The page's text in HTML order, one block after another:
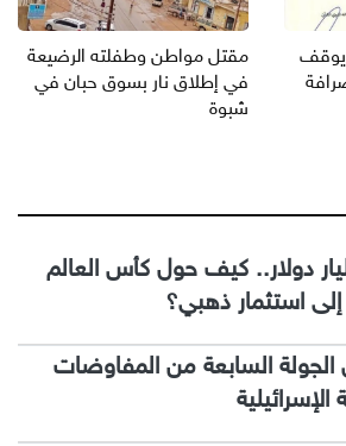
يوقف
مقتل مواطن وطفلته الرضيعة
في إطلاق نار بسوق حبان في
شبوة
مليار دولار.. كيف حول كأس العالم
إلى استثمار ذهبي؟
الجولة السابعة من المفاوضات
الإسرائيلية